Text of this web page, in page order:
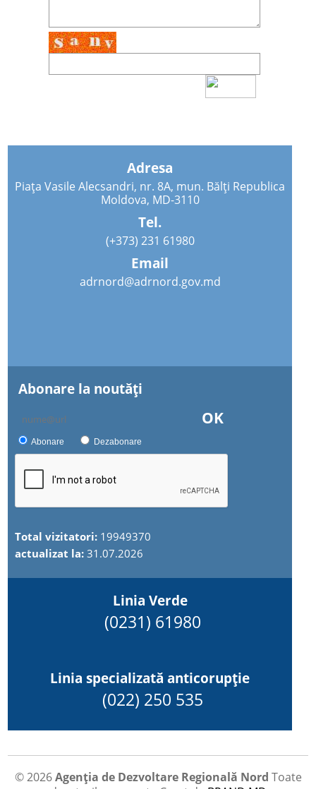
Adresa
Piața Vasile Alecsandri, nr. 8A, mun. Bălți Republica
Moldova, MD-3110
Tel.
(+373) 231 61980
Email
adrnord@adrnord.gov.md
Abonare la noutăţi
OK
Abonare Dezabonare
Total vizitatori: 19949370
actualizat la:31.07.2026
Linia Verde
(0231) 61980
Linia specializată anticorupție
(022) 250 535
© 2026Agenția de Dezvoltare Regională Nord Toate